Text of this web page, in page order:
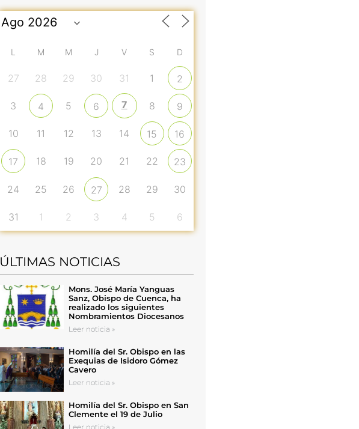
L M M J V S D
27 28 29 30 31 1 2
3 4 5 6 7 8 9
10 11 12 13 14 15 16
17 18 19 20 21 22 23
24 25 26 27 28 29 30
31 1 2 3 4 5 6
ÚLTIMAS NOTICIAS
Mons. José María Yanguas
Sanz, Obispo de Cuenca, ha
realizado los siguientes
Nombramientos Diocesanos
Leer noticia »
Homilía del Sr. Obispo en las
Exequias de Isidoro Gómez
Cavero
Leer noticia »
Homilía del Sr. Obispo en San
Clemente el 19 de Julio
Leer noticia »